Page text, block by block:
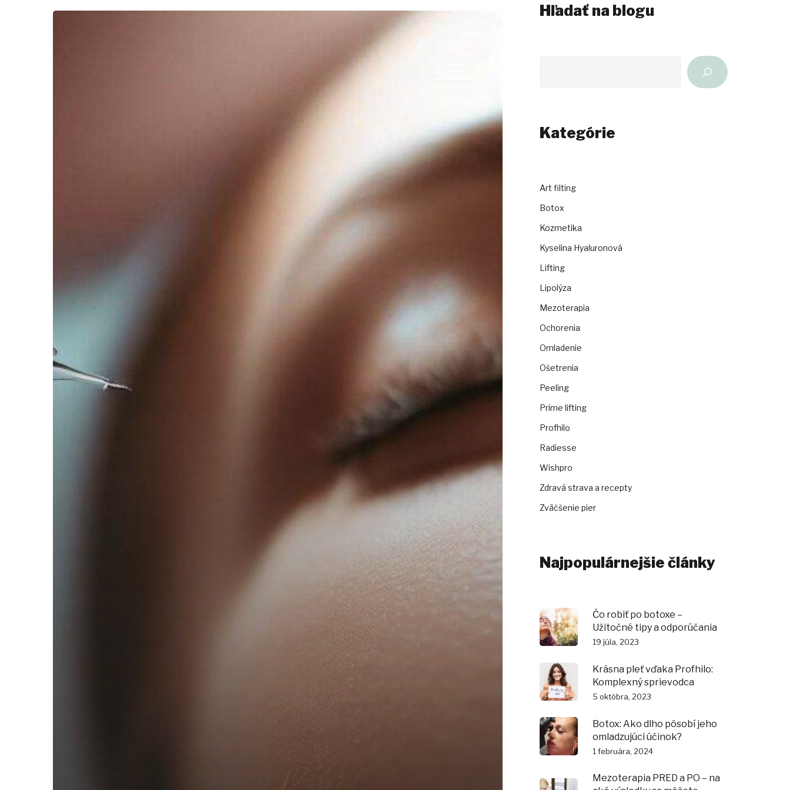
Hľadať na blogu
Kategórie
Art filting
Botox
Kozmetika
Kyselina Hyaluronová
Lifting
Lipolýza
Mezoterapia
Ochorenia
Omladenie
Ošetrenia
Peeling
Prime lifting
Profhilo
Radiesse
Wishpro
Zdravá strava a recepty
Zväčšenie pier
Najpopulárnejšie články
Čo robiť po botoxe –
Užitočné tipy a odporúčania
19 júla, 2023
Krásna pleť vďaka Profhilo:
Komplexný sprievodca
5 októbra, 2023
Botox: Ako dlho pôsobí jeho
omladzujúci účinok?
1 februára, 2024
Mezoterapia PRED a PO – na